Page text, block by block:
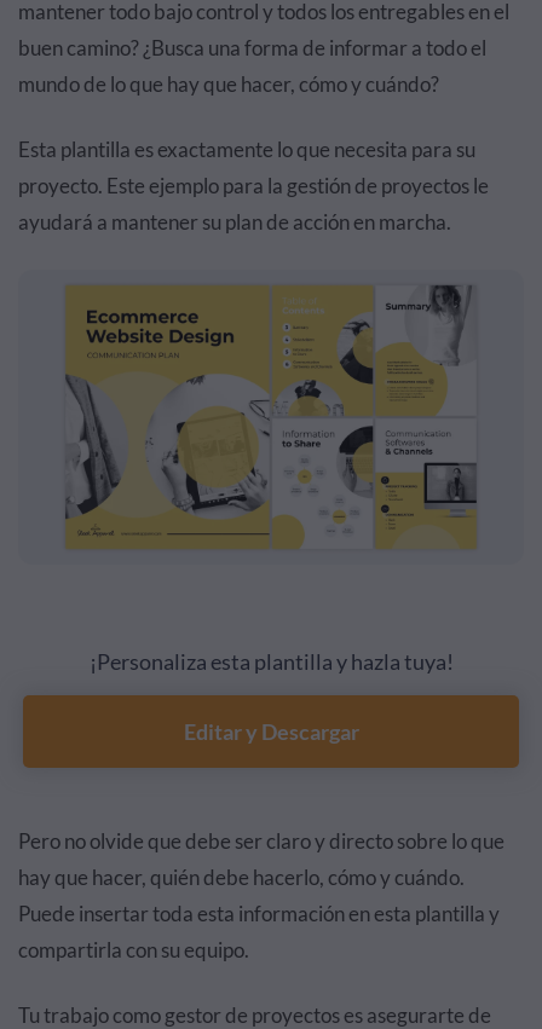
mantener todo bajo control y todos los entregables en el
buen camino? ¿Busca una forma de informar a todo el
mundo de lo que hay que hacer, cómo y cuándo?
Esta plantilla es exactamente lo que necesita para su
proyecto. Este ejemplo para la gestión de proyectos le
ayudará a mantener su plan de acción en marcha.
¡Personaliza esta plantilla y hazla tuya!
Editar y Descargar
Pero no olvide que debe ser claro y directo sobre lo que
hay que hacer, quién debe hacerlo, cómo y cuándo.
Puede insertar toda esta información en esta plantilla y
compartirla con su equipo.
Tu trabajo como gestor de proyectos es asegurarte de